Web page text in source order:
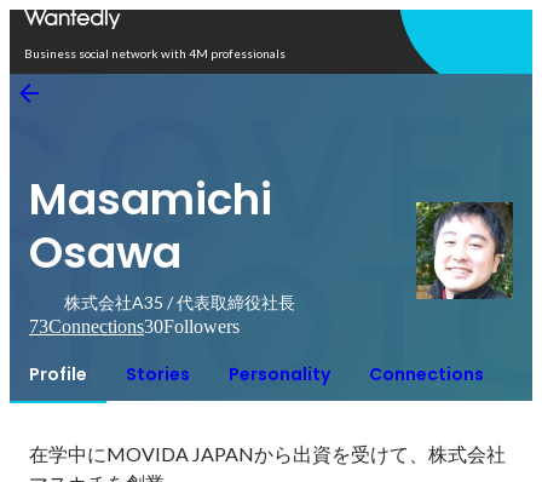
Business social network with 4M professionals
Masamichi
Osawa
株式会社A35 / 代表取締役社長
73Connections30Followers
Profile Stories Personality Connections
在学中にMOVIDA JAPANから出資を受けて、株式会社